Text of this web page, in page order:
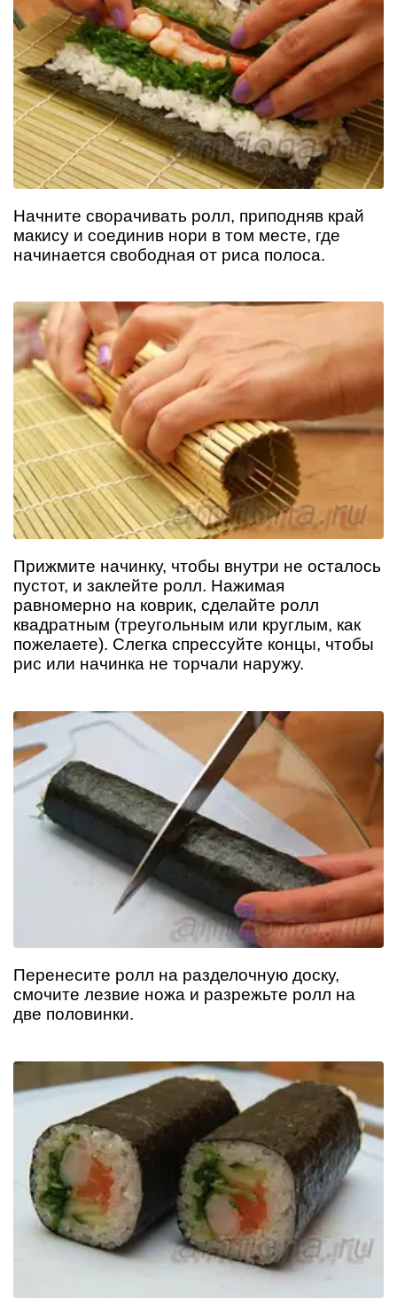
Начните сворачивать ролл, приподняв край
макису и соединив нори в том месте, где
начинается свободная от риса полоса.
Прижмите начинку, чтобы внутри не осталось
пустот, и заклейте ролл. Нажимая
равномерно на коврик, сделайте ролл
квадратным (треугольным или круглым, как
пожелаете). Слегка спрессуйте концы, чтобы
рис или начинка не торчали наружу.
Перенесите ролл на разделочную доску,
смочите лезвие ножа и разрежьте ролл на
две половинки.